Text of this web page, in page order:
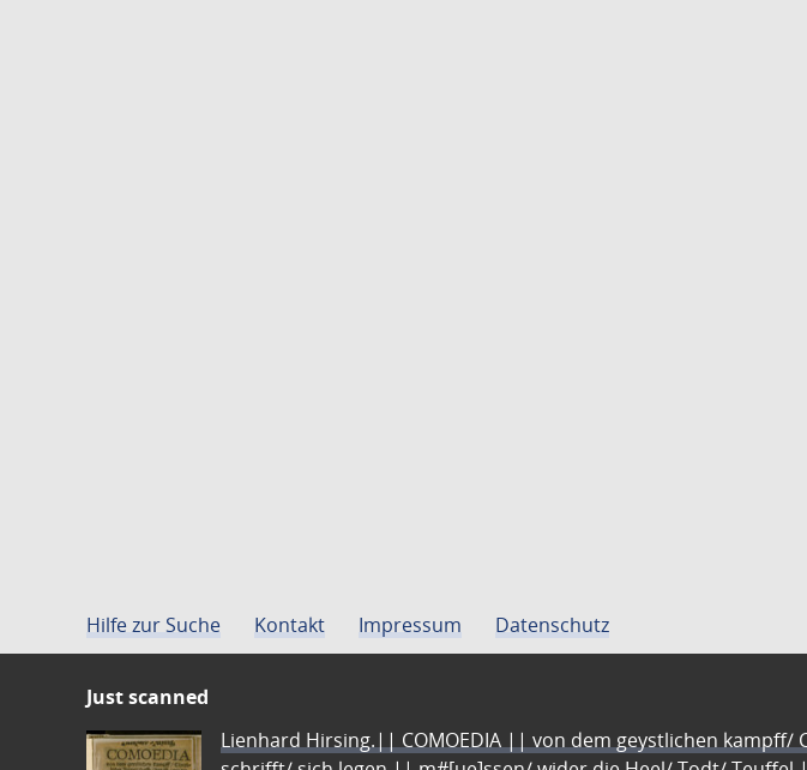
Hilfe zur Suche Kontakt Impressum Datenschutz
Just scanned
Lienhard Hirsing.|| COMOEDIA || von dem geystlichen